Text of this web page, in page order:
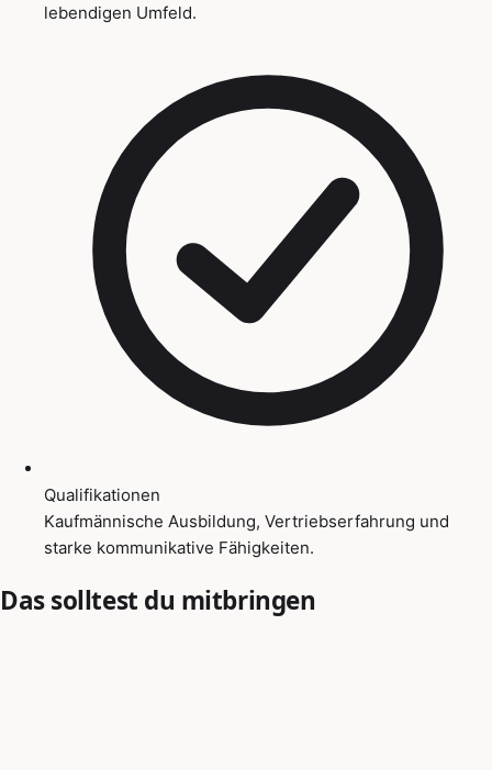
lebendigen Umfeld.
Qualifikationen
Kaufmännische Ausbildung, Vertriebserfahrung und
starke kommunikative Fähigkeiten.
Das solltest du mitbringen